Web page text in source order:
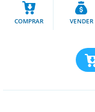
COMPRAR VENDER